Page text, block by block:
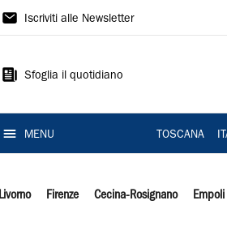
Il
Iscriviti alle Newsletter
Sfoglia il quotidiano
MENU TOSCANA
Livorno Firenze Cecina-Rosignano Empoli